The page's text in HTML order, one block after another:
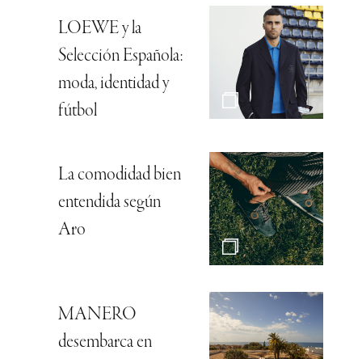
LOEWE y la
Selección Española:
moda, identidad y
fútbol
La comodidad bien
entendida según
Aro
MANERO
desembarca en